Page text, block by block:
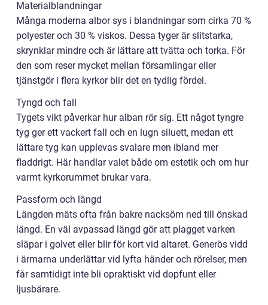
Materialblandningar
Många moderna albor sys i blandningar som cirka 70 %
polyester och 30 % viskos. Dessa tyger är slitstarka,
skrynklar mindre och är lättare att tvätta och torka. För
den som reser mycket mellan församlingar eller
tjänstgör i flera kyrkor blir det en tydlig fördel.
Tyngd och fall
Tygets vikt påverkar hur alban rör sig. Ett något tyngre
tyg ger ett vackert fall och en lugn siluett, medan ett
lättare tyg kan upplevas svalare men ibland mer
fladdrigt. Här handlar valet både om estetik och om hur
varmt kyrkorummet brukar vara.
Passform och längd
Längden mäts ofta från bakre nacksöm ned till önskad
längd. En väl avpassad längd gör att plagget varken
släpar i golvet eller blir för kort vid altaret. Generös vidd
i ärmarna underlättar vid lyfta händer och rörelser, men
får samtidigt inte bli opraktiskt vid dopfunt eller
ljusbärare.